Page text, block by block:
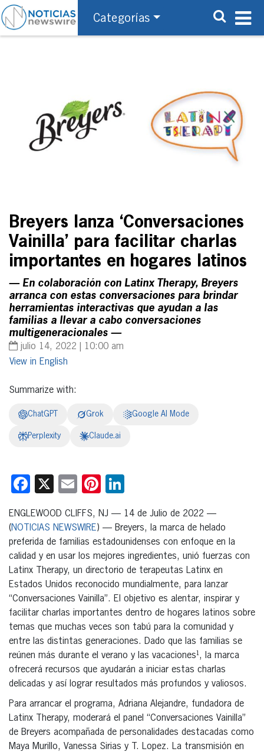
Categorías
Breyers lanza ‘Conversaciones
Vainilla’ para facilitar charlas
importantes en hogares latinos
— En colaboración con Latinx Therapy, Breyers
arranca con estas conversaciones para brindar
herramientas interactivas que ayudan a las
familias a llevar a cabo conversaciones
multigeneracionales —
julio 14, 2022 | 10:00 am
English
Summarize with:
ChatGPT Grok Google AI Mode
Perplexity Claude.ai
Facebook
X EmailPinterest
ENGLEWOOD CLIFFS, NJ — 14 de Julio de 2022 —
(NOTICIAS NEWSWIRE) — Breyers, la marca de helado
preferida de familias estadounidenses con enfoque en la
calidad y en usar los mejores ingredientes, unió fuerzas con
Latinx Therapy, un directorio de terapeutas Latinx en
Estados Unidos reconocido mundialmente, para lanzar
“Conversaciones Vainilla”. El objetivo es alentar, inspirar y
facilitar charlas importantes dentro de hogares latinos sobre
temas que muchas veces son tabú para la comunidad y
entre las distintas generaciones. Dado que las familias se
reúnen más durante el verano y las vacaciones¹, la marca
ofrecerá recursos que ayudarán a iniciar estas charlas
delicadas y así lograr resultados más profundos y valiosos.
Para arrancar el programa, Adriana Alejandre, fundadora de
Latinx Therapy, moderará el panel “Conversaciones Vainilla”
de Breyers acompañada de personalidades destacadas como
Maya Murillo, Vanessa Sirias y T. Lopez. La transmisión en